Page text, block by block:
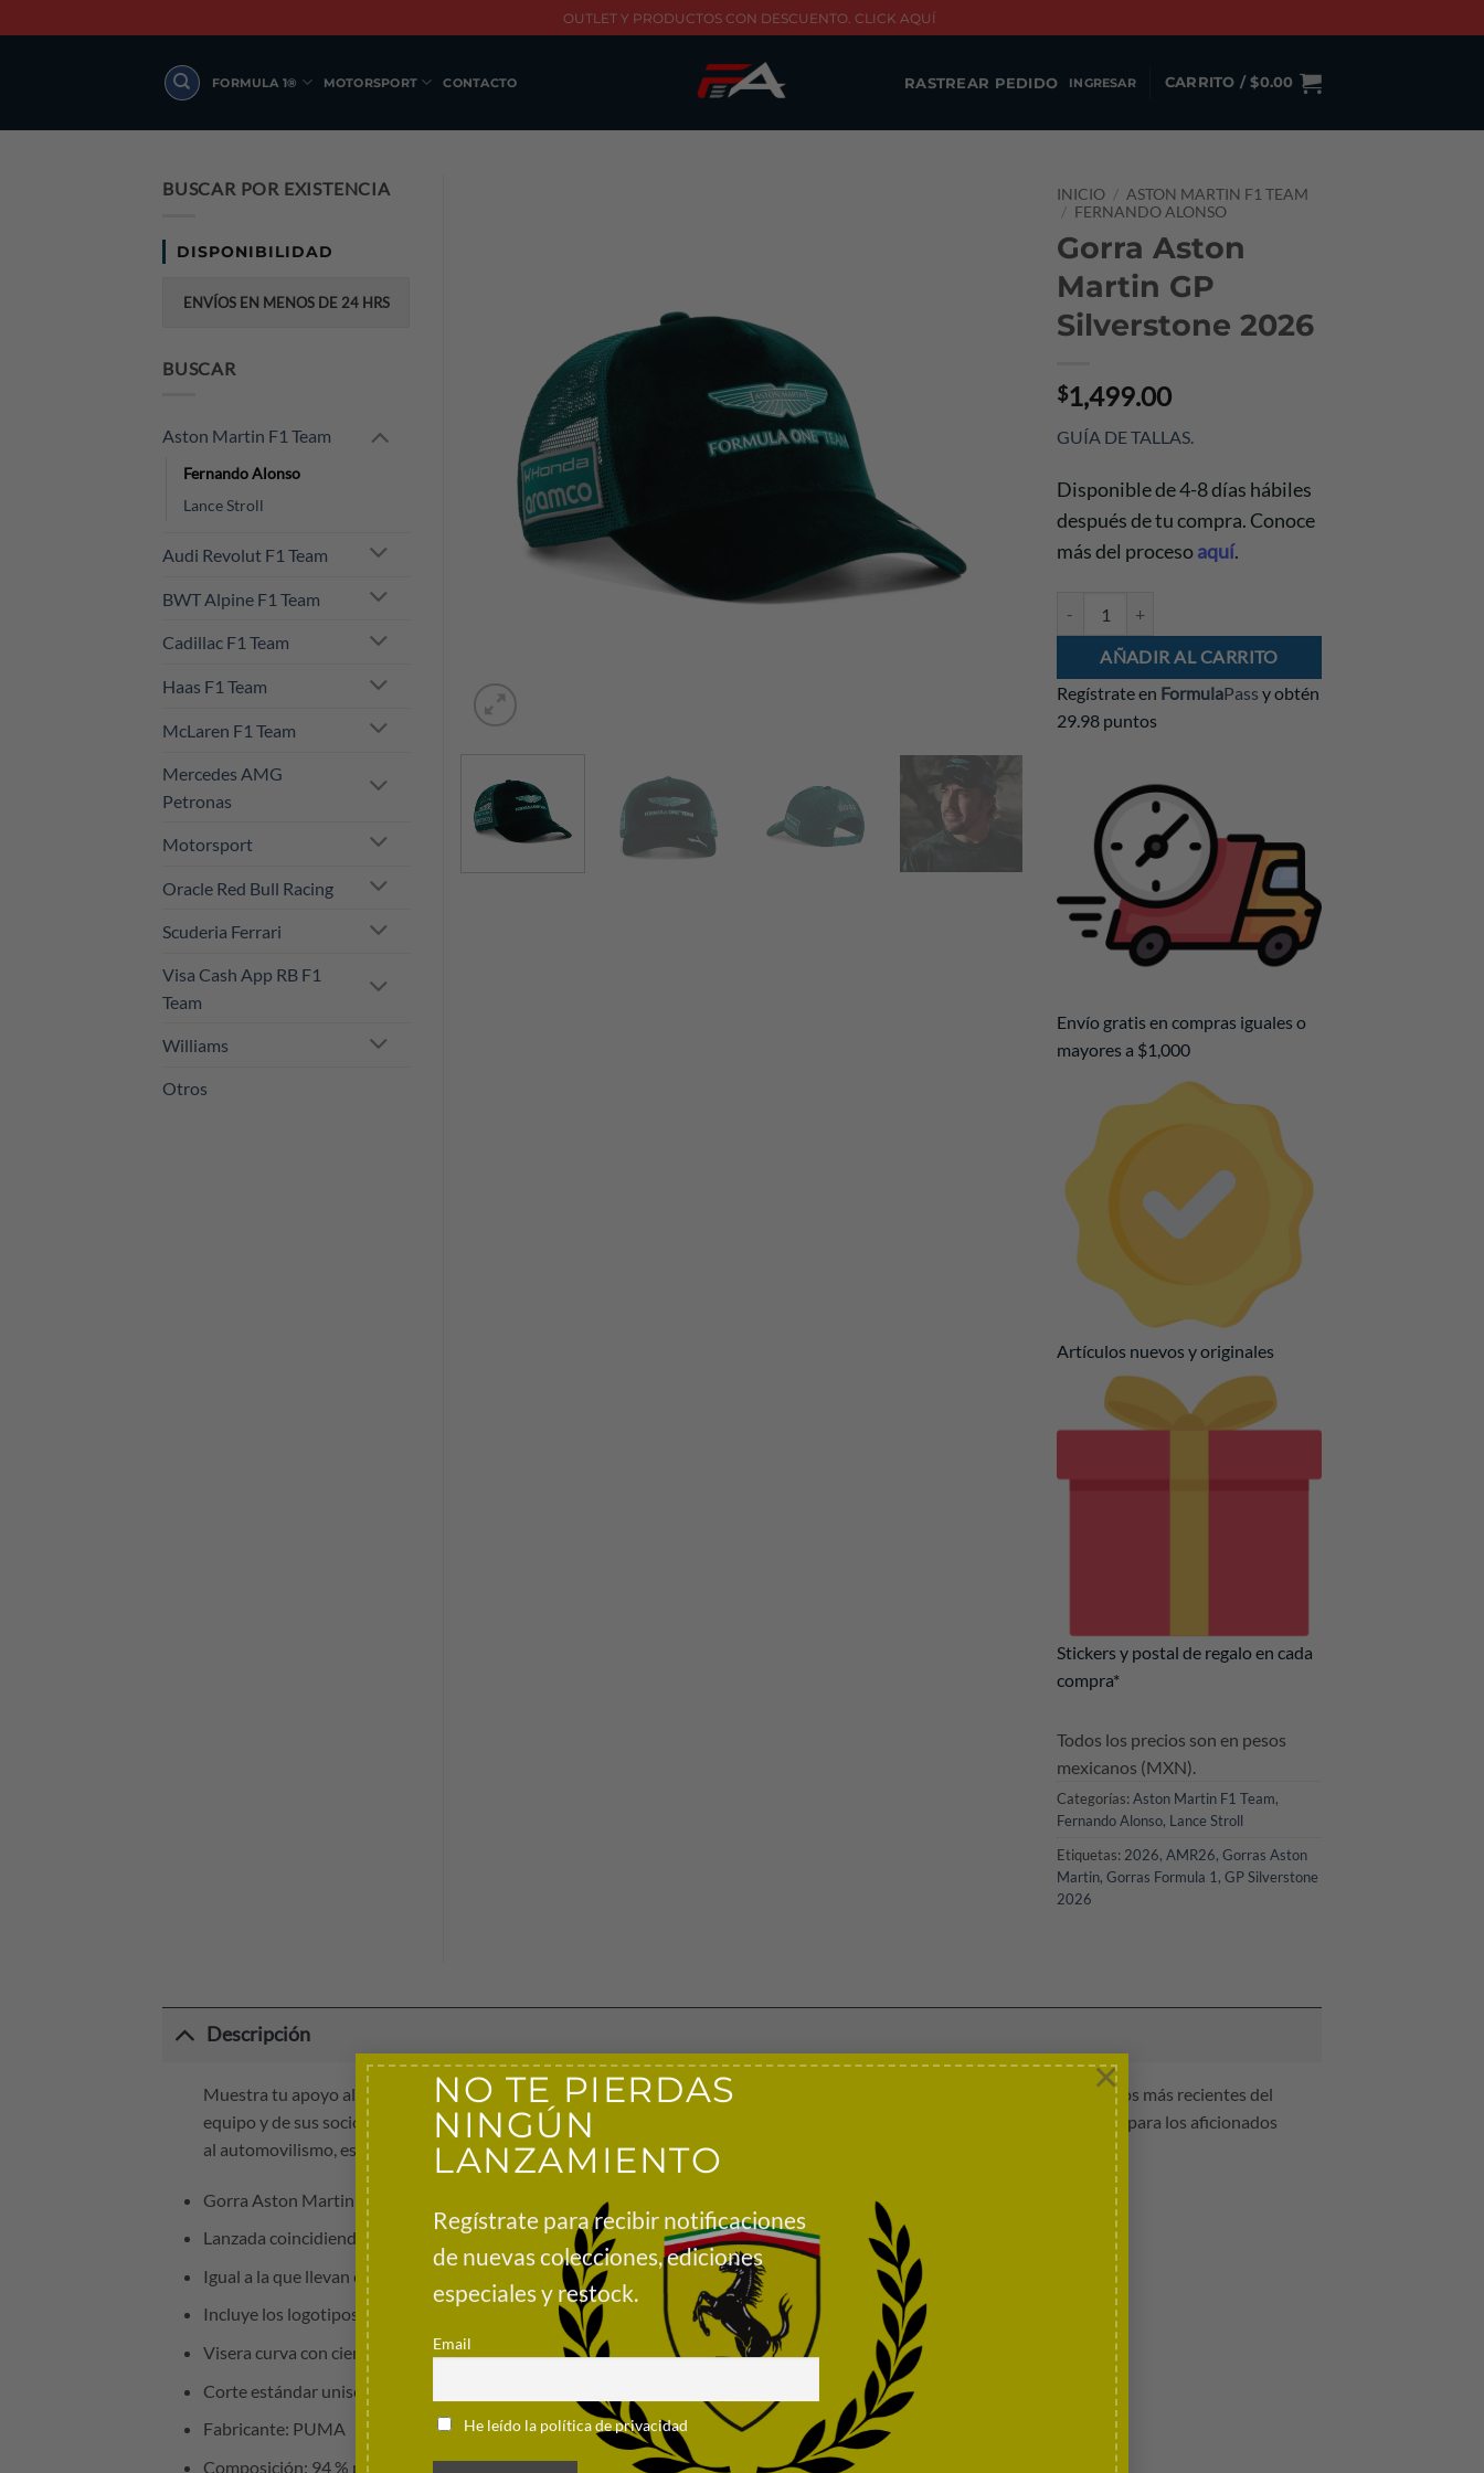
NO TE PIERDAS
NINGÚN
LANZAMIENTO
Regístrate para recibir notificaciones
de nuevas colecciones, ediciones
especiales y restock.
Email
He leído la política de privacidad
×
to
OUTLET Y PRODUCTOS CON DESCUENTO. CLICK AQUÍ
FORMULA 1® MOTORSPORT CONTACTO RASTREAR PEDIDO INGRESAR CARRITO /$0.00
INICIO / ASTON MARTIN F1 TEAM
/ FERNANDO ALONSO
Gorra Aston
Martin GP
Silverstone 2026
$1,499.00
GUÍA DE TALLAS
Disponible de 4-8 días hábiles
después de tu compra. Conoce
más del procesoaquí.
AÑADIR AL CARRITO
Regístrate en FormulaPass y obtén
29.98 puntos
Envío gratis en compras iguales o
mayores a $1,000
Artículos nuevos y originales
Stickers y postal de regalo en cada
compra*
Todos los precios son en pesos
mexicanos (MXN).
Categorías: Aston Martin F1 Team,
Fernando Alonso, Lance Stroll
Etiquetas: 2026, AMR26, Gorras Aston
Martin, Gorras Formula 1 , GP Silverstone
2026
BUSCAR POR EXISTENCIA
DISPONIBILIDAD
ENVÍOS EN MENOS DE 24 HRS
BUSCAR
Aston Martin F1 Team
Fernando Alonso
Lance Stroll
Audi Revolut F1 Team
BWT Alpine F1 Team
Cadillac F1 Team
Haas F1 Team
McLaren F1 Team
Mercedes AMG
Petronas
Motorsport
Oracle Red Bull Racing
Scuderia Ferrari
Visa Cash App RB F1
Team
Williams
Otros
Descripción
Muestra tu apoyo al equipo Aston Martin F1 con esta Gorra Aston Martin GP Silverstone 2026 que cuenta con los logotipos más recientes del
equipo y de sus socios, visera curva y cierre trasero ajustable para un ajuste cómodo y unisex. Este elegante accesorio, ideal para los aficionados
al automovilismo, está diseñado para realzar tu colección de artículos del equipo y celebrar el GP de Gran Bretaña de 2026.
Gorra Aston Martin GP Silverstone 2026 con licencia oficial
Lanzada coincidiendo con el GP de Gran Bretaña de 2026
Igual a la que llevan el equipo y los pilotos
Incluye los logotipos más recientes del equipo y de los socios
Visera curva con cierre trasero ajustable
Corte estándar unisex
Fabricante: PUMA
Composición: 94 % poliéster, 6 % elastano